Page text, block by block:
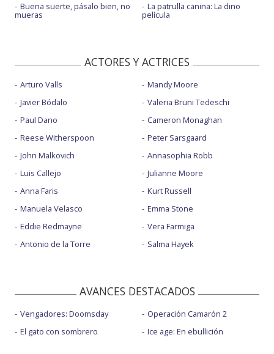
Buena suerte, pásalo bien, no
mueras
La patrulla canina: La dino
película
ACTORES Y ACTRICES
Arturo Valls
Javier Bódalo
Paul Dano
Reese Witherspoon
John Malkovich
Luis Callejo
Anna Faris
Manuela Velasco
Eddie Redmayne
Antonio de la Torre
Mandy Moore
Valeria Bruni Tedeschi
Cameron Monaghan
Peter Sarsgaard
Annasophia Robb
Julianne Moore
Kurt Russell
Emma Stone
Vera Farmiga
Salma Hayek
AVANCES DESTACADOS
Vengadores: Doomsday
El gato con sombrero
Operación Camarón 2
Ice age: En ebullición